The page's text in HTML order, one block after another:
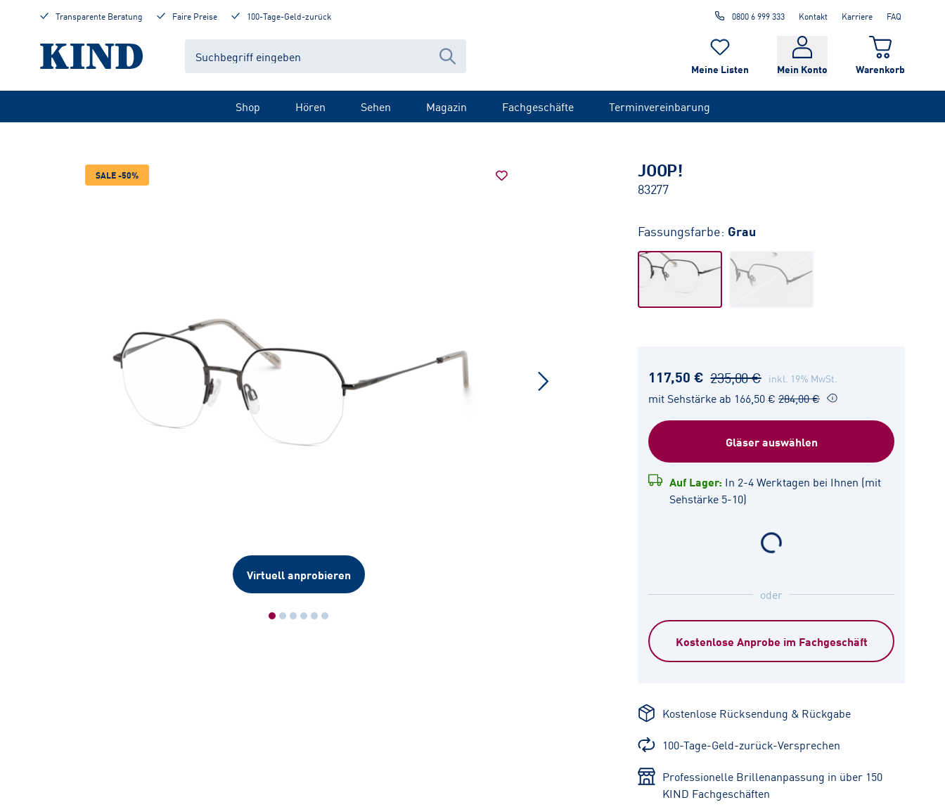
Transparente Beratung Faire Preise 100-Tage-Geld-zurück 0800 6 999 333 Kontakt Karriere FAQ
Meine Listen Mein Konto Warenkorb
Shop Hören Sehen Magazin Fachgeschäfte Terminvereinbarung
SALE -50%
Virtuell anprobieren
JOOP!
83277
Fassungsfarbe: Grau
117,50 € 235,00 € inkl. 19% MwSt.
mit Sehstärke ab 166,50 € 284,00 €
Gläser auswählen
Auf Lager: In 2-4 Werktagen bei Ihnen (mit
Sehstärke 5-10)
oder
Kostenlose Anprobe im Fachgeschäft
Kostenlose Rücksendung & Rückgabe
100-Tage-Geld-zurück-Versprechen
Professionelle Brillenanpassung in über 150
KIND Fachgeschäften